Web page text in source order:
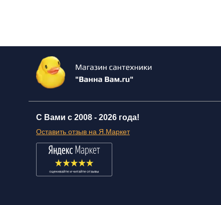
С Вами с 2008 - 2026 года!
Оставить отзыв на Я.Маркет